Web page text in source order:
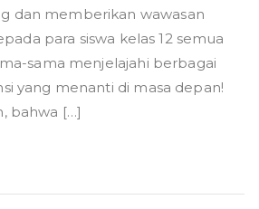
Ponjong
dan memberikan wawasan
para siswa kelas 12 semua
sama menjelajahi berbagai
yang menanti di masa depan!
bahwa […]